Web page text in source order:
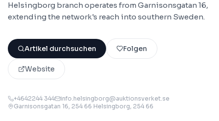
Helsingborg branch operates from Garnisonsgatan 16,
extending the network's reach into southern Sweden.
Artikel durchsuchen Folgen
Website
+4642244 344
info.helsingborg@auktionsverket.se
Garnisonsgatan 16, 254 66 Helsingborg, 254 66